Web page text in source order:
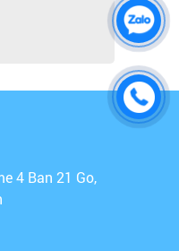
4 Ban 21 Go,